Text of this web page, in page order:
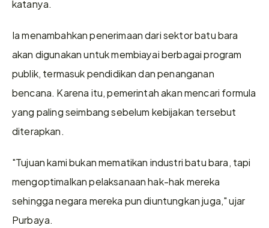
katanya.
Ia menambahkan penerimaan dari sektor batu bara
akan digunakan untuk membiayai berbagai program
publik, termasuk pendidikan dan penanganan
bencana. Karena itu, pemerintah akan mencari formula
yang paling seimbang sebelum kebijakan tersebut
diterapkan.
"Tujuan kami bukan mematikan industri batu bara, tapi
mengoptimalkan pelaksanaan hak-hak mereka
sehingga negara mereka pun diuntungkan juga," ujar
Purbaya.